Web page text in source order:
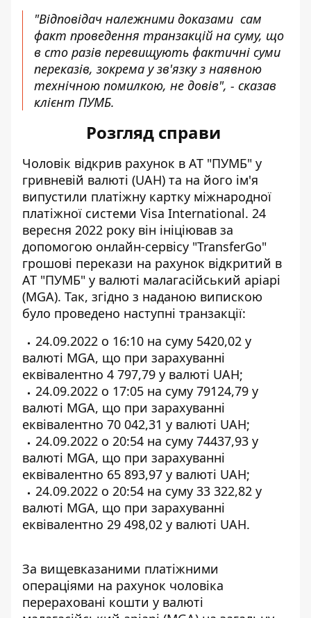
"Відповідач належними доказами сам
факт проведення транзакцій на суму, що
в сто разів перевищують фактичні суми
переказів, зокрема у зв'язку з наявною
технічною помилкою, не довів", - сказав
клієнт ПУМБ.
Розгляд справи
Чоловік відкрив рахунок в АТ "ПУМБ" у
гривневій валюті (UAH) та на його ім'я
випустили платіжну картку міжнародної
платіжної системи Visa International. 24
вересня 2022 року він ініціював за
допомогою онлайн-сервісу "TransferGo"
грошові перекази на рахунок відкритий в
АТ "ПУМБ" у валюті малагасійський аріарі
(MGA). Так, згідно з наданою випискою
було проведено наступні транзакції:
24.09.2022 о 16:10 на суму 5420,02 у
валюті MGA, що при зарахуванні
еквівалентно 4 797,79 у валюті UAH;
24.09.2022 о 17:05 на суму 79124,79 у
валюті MGA, що при зарахуванні
еквівалентно 70 042,31 у валюті UAH;
24.09.2022 о 20:54 на суму 74437,93 у
валюті MGA, що при зарахуванні
еквівалентно 65 893,97 у валюті UAH;
24.09.2022 о 20:54 на суму 33 322,82 у
валюті MGA, що при зарахуванні
еквівалентно 29 498,02 у валюті UAH.
За вищевказаними платіжними
операціями на рахунок чоловіка
перераховані кошти у валюті